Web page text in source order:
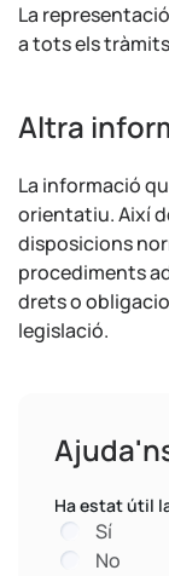
La
a tots els
Altra
La informació
orientatiu. Així
disposicions
procediments
drets o
legislació.
Ha estat útil
Sí
No